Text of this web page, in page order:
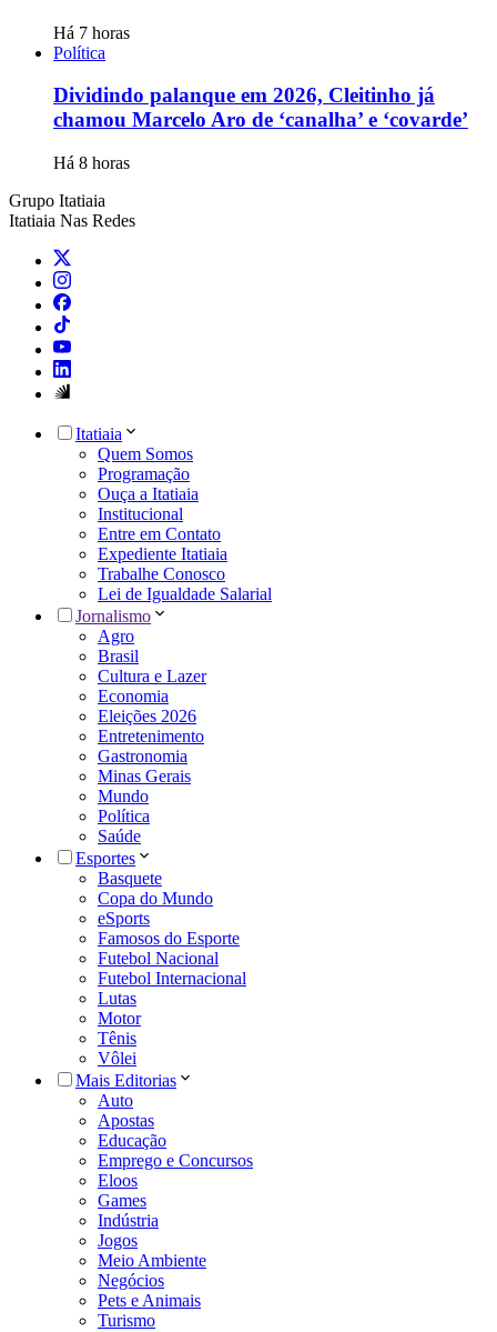
Há 7 horas
Política
Dividindo palanque em 2026, Cleitinho já
chamou Marcelo Aro de ‘canalha’ e ‘covarde’
Há 8 horas
Grupo Itatiaia
Itatiaia Nas Redes
Itatiaia
Quem Somos
Programação
Ouça a Itatiaia
Institucional
Entre em Contato
Expediente Itatiaia
Trabalhe Conosco
Lei de Igualdade Salarial
Jornalismo
Agro
Brasil
Cultura e Lazer
Economia
Eleições 2026
Entretenimento
Gastronomia
Minas Gerais
Mundo
Política
Saúde
Esportes
Basquete
Copa do Mundo
eSports
Famosos do Esporte
Futebol Nacional
Futebol Internacional
Lutas
Motor
Tênis
Vôlei
Mais Editorias
Auto
Apostas
Educação
Emprego e Concursos
Eloos
Games
Indústria
Jogos
Meio Ambiente
Negócios
Pets e Animais
Turismo